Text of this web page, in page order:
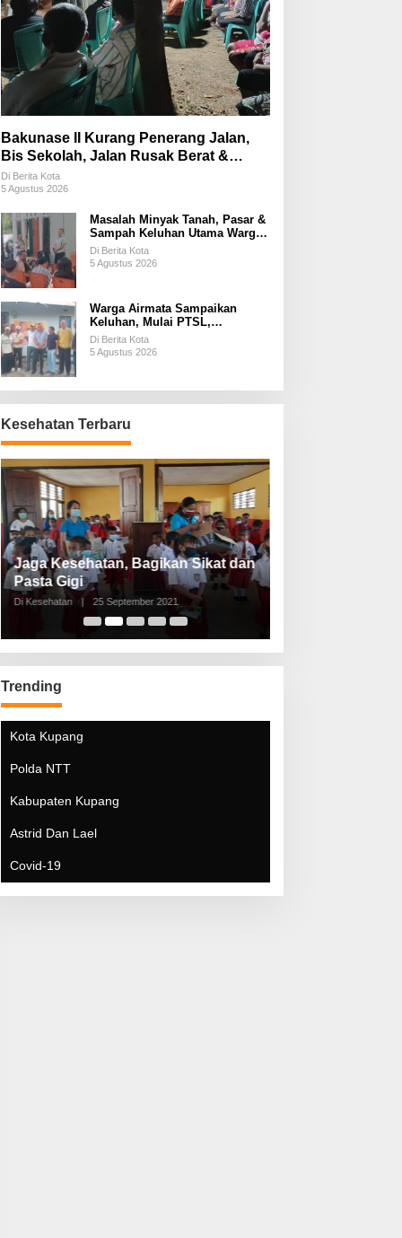
Bakunase II Kurang Penerang Jalan,
Bis Sekolah, Jalan Rusak Berat &
Susah Pupuk Subsidi
Di Berita Kota
5 Agustus 2026
Masalah Minyak Tanah, Pasar &
Sampah Keluhan Utama Warga
Airnona
Di Berita Kota
5 Agustus 2026
Warga Airmata Sampaikan
Keluhan, Mulai PTSL,
Ketersediaan Minyak Tanah &
Lahan Pemakaman
Di Berita Kota
5 Agustus 2026
Kesehatan Terbaru
Jaga Kesehatan, Bagikan Sikat dan
Pasta Gigi
Di Kesehatan | 25 September 2021
Trending
Kota Kupang
Polda NTT
Kabupaten Kupang
Astrid Dan Lael
Covid-19